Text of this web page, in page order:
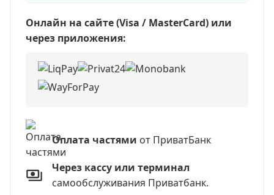
Онлайн на сайте (Visa / MasterCard) или
через приложения:
Оплата частями от ПриватБанк
Через кассу или терминал
самообслуживания Приватбанк.